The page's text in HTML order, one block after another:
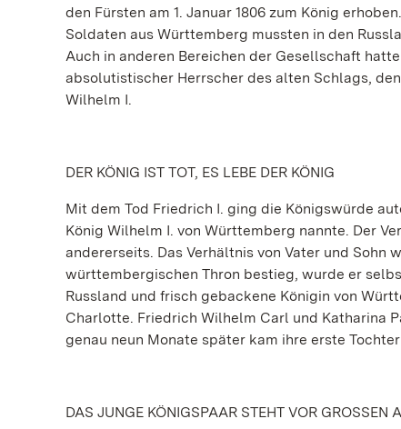
den Fürsten am 1. Januar 1806 zum König
Soldaten aus Württemberg mussten in den
Auch in anderen Bereichen der Gesellschaft
absolutistischer Herrscher des alten Schlags,
Wilhelm I.
DER KÖNIG IST TOT, ES LEBE DER KÖNIG
Mit dem Tod Friedrich I. ging die Königswürde
König Wilhelm I. von Württemberg nannte. Der
andererseits. Das Verhältnis von Vater und Sohn
württembergischen Thron bestieg, wurde er
Russland und frisch gebackene Königin von
Charlotte. Friedrich Wilhelm Carl und Katharina
genau neun Monate später kam ihre erste
DAS JUNGE KÖNIGSPAAR STEHT VOR GROSSEN